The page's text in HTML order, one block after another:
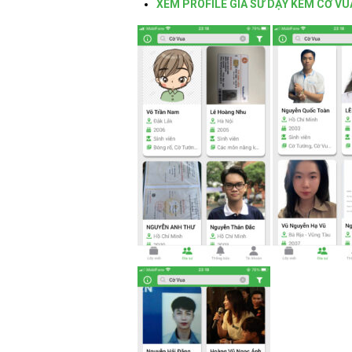
XEM PROFILE GIA SƯ DẠY KÈM CỜ